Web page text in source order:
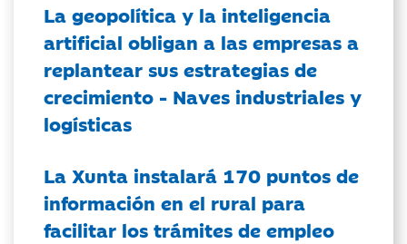
La geopolítica y la inteligencia
artificial obligan a las empresas a
replantear sus estrategias de
crecimiento - Naves industriales y
logísticas
La Xunta instalará 170 puntos de
información en el rural para
facilitar los trámites de empleo